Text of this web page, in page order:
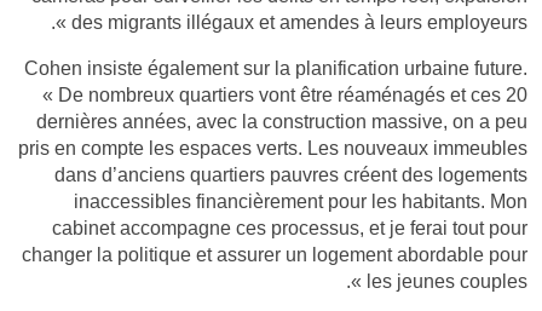
des migrants illégaux et amendes à leurs employeurs ».
Cohen insiste également sur la planification urbaine future.
« De nombreux quartiers vont être réaménagés et ces 20
dernières années, avec la construction massive, on a peu
pris en compte les espaces verts. Les nouveaux immeubles
dans d’anciens quartiers pauvres créent des logements
inaccessibles financièrement pour les habitants. Mon
cabinet accompagne ces processus, et je ferai tout pour
changer la politique et assurer un logement abordable pour
les jeunes couples ».